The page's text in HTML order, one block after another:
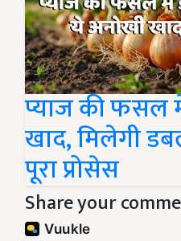
प्याज की फसल
खाद, मिलेगी
पूरा प्रोसेस
Share your